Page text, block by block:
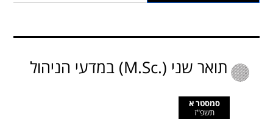
תואר שני (.M.Sc) במדעי הניהול
סמסטר א
תשפ"ז